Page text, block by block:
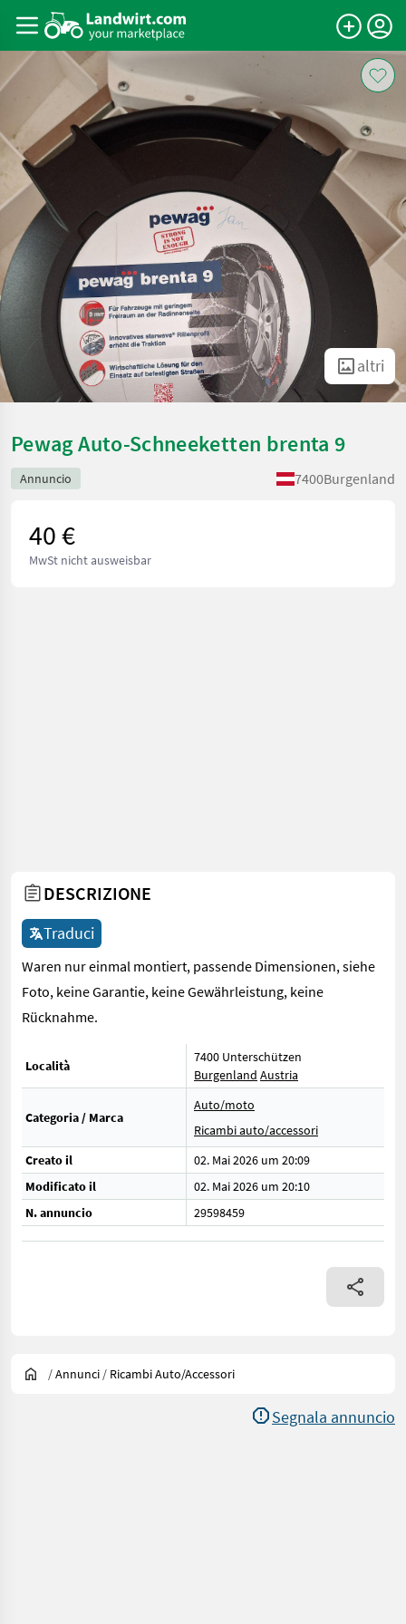
altri
Pewag Auto-Schneeketten brenta 9
Annuncio 7400Burgenland
40 €
MwSt nicht ausweisbar
DESCRIZIONE
Traduci
Waren nur einmal montiert, passende Dimensionen, siehe
Foto, keine Garantie, keine Gewährleistung, keine
Rücknahme.
Località
7400 Unterschützen
Burgenland Austria
Categoria / Marca
Auto/moto
Ricambi auto/accessori
Creato il
02. Mai 2026 um 20:09
Modificato il
02. Mai 2026 um 20:10
N. annuncio
29598459
/Annunci / Ricambi Auto/accessori
Segnala annuncio